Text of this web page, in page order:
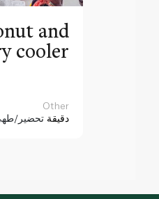
and
cooler
Other
10 دقيقة تحضير/